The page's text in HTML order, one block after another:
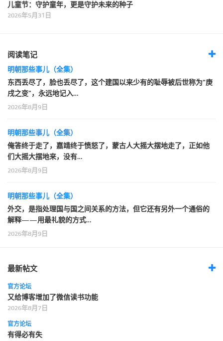
儿童节：守护童年，更是守护未来的种子
2026年5月31日
阅读笔记
明朝那些事儿（全集）
东西丢尽了，脸也丢尽了，这个建国以来少有的耻辱被后世称为“庚
戌之变”，永远地记入…
2026年8月9日
明朝那些事儿（全集）
俺答终于走了，嘉靖终于愤怒了，蒙古人大摇大摆地走了，正如他
们大摇大摆地来，没有…
2026年8月9日
明朝那些事儿（全集）
外交，是指处理国与国之间关系的方法，但它还有另外一个通俗的
解释——用最礼貌的方式…
2026年8月9日
最新帖文
官方论坛
又给博客增加了微信读书功能
2026年8月7日
官方论坛
有得必有失